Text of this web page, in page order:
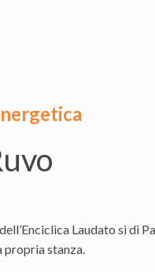
Laudato sì di
propria stanza.